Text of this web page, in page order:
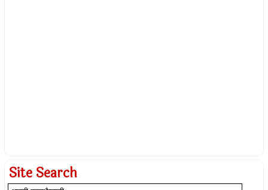
Site Search